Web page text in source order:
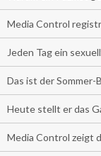
Media Control
Jeden Tag ein
Das ist der
Heute stellt er das
Media Control zeigt